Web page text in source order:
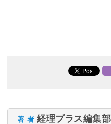
著 者 経理プラス編集部